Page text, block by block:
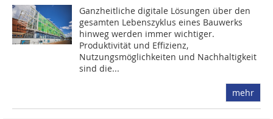
Ganzheitliche digitale Lösungen über den
gesamten Lebenszyklus eines Bauwerks
hinweg werden immer wichtiger.
Produktivität und Effizienz,
Nutzungsmöglichkeiten und Nachhaltigkeit
sind die...
mehr